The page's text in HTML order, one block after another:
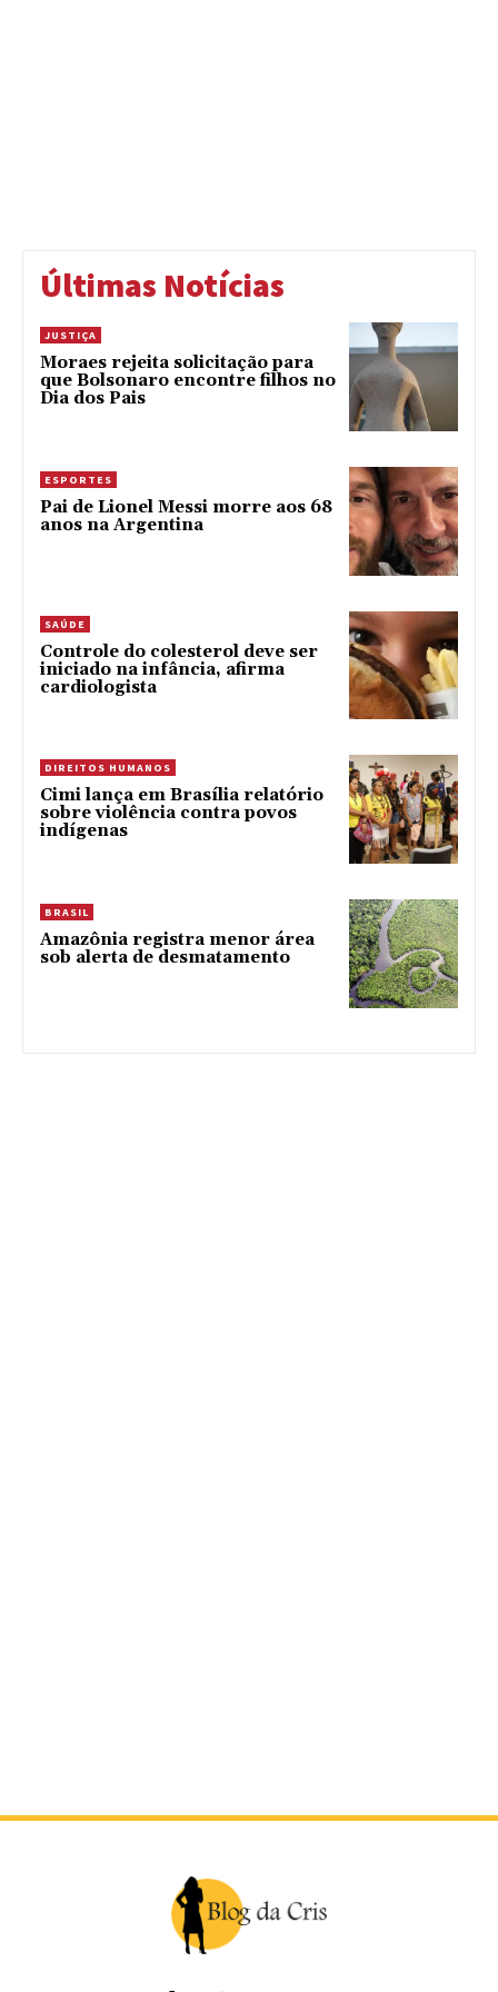
Últimas Notícias
JUSTIÇA
Moraes rejeita solicitação para
que Bolsonaro encontre filhos no
Dia dos Pais
ESPORTES
Pai de Lionel Messi morre aos 68
anos na Argentina
SAÚDE
Controle do colesterol deve ser
iniciado na infância, afirma
cardiologista
DIREITOS HUMANOS
Cimi lança em Brasília relatório
sobre violência contra povos
indígenas
BRASIL
Amazônia registra menor área
sob alerta de desmatamento